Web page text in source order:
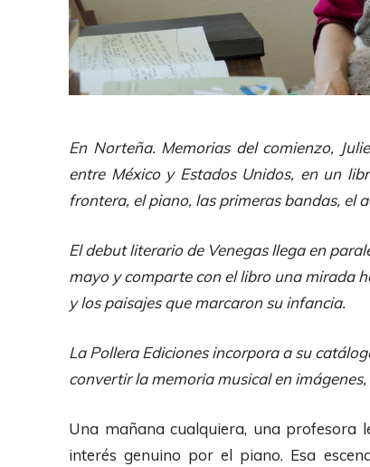
En Norteña. Memorias del comienzo,
entre México y Estados Unidos, en un
frontera, el piano, las primeras bandas, el
El debut literario de Venegasllega en
mayo y comparte con el libro una mirada
y los paisajes que marcaron su infancia.
La Pollera Ediciones incorpora a su
convertir la memoria musical en
Una mañana cualquiera, una profesora
interés genuino por el piano. Esa